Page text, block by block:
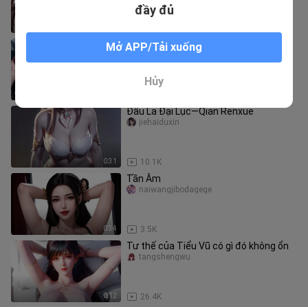
Góc nhìn của Enke của Nalan Yanran
andydexiaoheifen
0:31
Đấu La Đại Lục—Qian Renxue
10.1K
jiehaiduxin
0:34
Tần Âm
3.5K
naiwangjibodagege
0:12
Tư thế của Tiểu Vũ có gì đó không ổn
26.4K
tangshengwu
đầy đủ
Mở APP/Tải xuống
Hủy